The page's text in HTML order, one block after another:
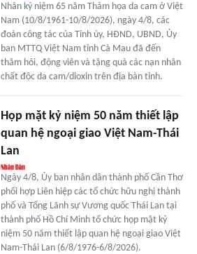
Nhân kỷ niệm 65 năm Thảm họa da cam ở Việt
Nam (10/8/1961-10/8/2026), ngày 4/8, các
đoàn công tác của Tỉnh ủy, HĐND, UBND, Ủy
ban MTTQ Việt Nam tỉnh Cà Mau đã đến
thăm hỏi, động viên và tặng quà các nạn nhân
chất độc da cam/dioxin trên địa bàn tỉnh.
Họp mặt kỷ niệm 50 năm thiết lập
quan hệ ngoại giao Việt Nam-Thái
Lan
Ngày 4/8, Ủy ban nhân dân thành phố Cần Thơ
phối hợp Liên hiệp các tổ chức hữu nghị thành
phố và Tổng Lãnh sự Vương quốc Thái Lan tại
thành phố Hồ Chí Minh tổ chức họp mặt kỷ
niệm 50 năm thiết lập quan hệ ngoại giao Việt
Nam-Thái Lan (6/8/1976-6/8/2026).